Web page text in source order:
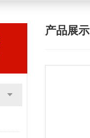
产品展示